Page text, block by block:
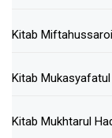
Kitab
Kitab Mukasyafatul
Kitab Mukhtarul